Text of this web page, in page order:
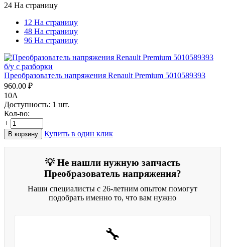
24 На страницу
12 На страницу
48 На страницу
96 На страницу
Преобразователь напряжения Renault Premium 5010589393
960.00 ₽
10A
Доступность: 1 шт.
Кол-во:
+
−
В корзину Купить в один клик
💡 Не нашли нужную запчасть
Преобразователь напряжения?
Наши специалисты с 26-летним опытом помогут
подобрать именно то, что вам нужно
🔧